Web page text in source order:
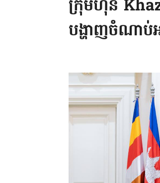
ក្រុមហ៊ុន
បង្ហាញចំណាប់អ